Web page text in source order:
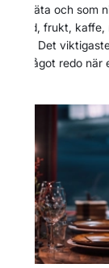
att äta och som
frukt,
långt. Det
något redo när